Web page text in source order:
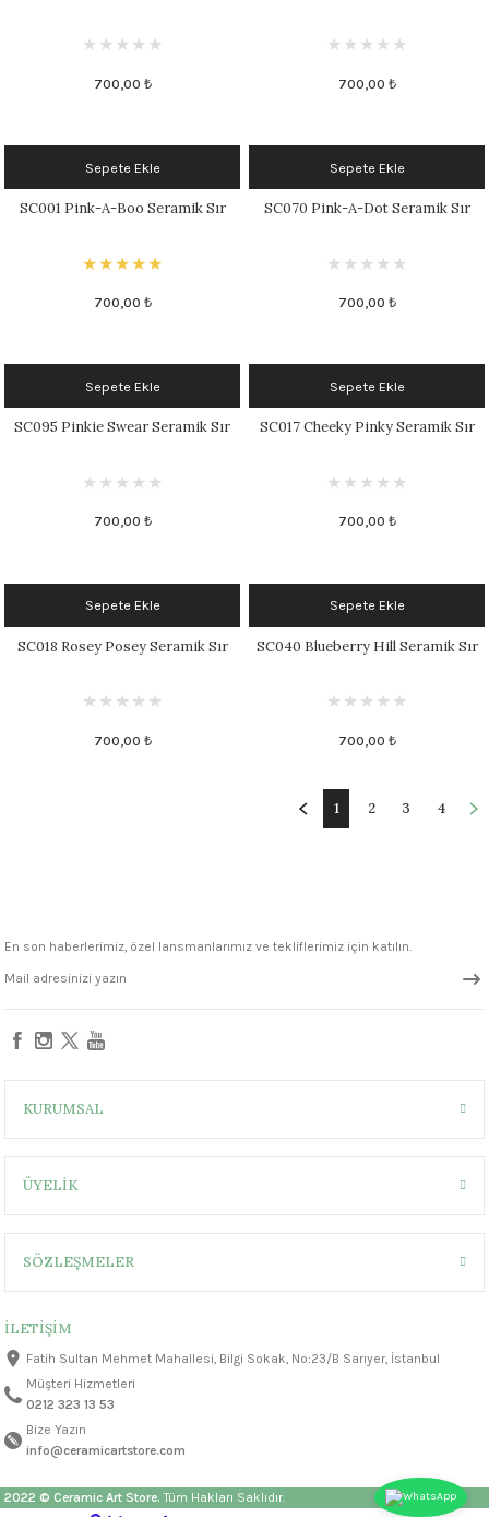
700,00 ₺ 700,00 ₺
Sepete Ekle
SC001 Pink-A-Boo Seramik Sır
700,00 ₺
Sepete Ekle
SC070 Pink-A-Dot Seramik Sır
700,00 ₺
Sepete Ekle
SC095 Pinkie Swear Seramik Sır
700,00 ₺
Sepete Ekle
SC017 Cheeky Pinky Seramik Sır
700,00 ₺
Sepete Ekle
SC018 Rosey Posey Seramik Sır
700,00 ₺
Sepete Ekle
SC040 Blueberry Hill Seramik Sır
700,00 ₺
1 2 3 4
En son haberlerimiz, özel lansmanlarımız ve tekliflerimiz için katılın.
KURUMSAL
ÜYELİK
SÖZLEŞMELER
İLETİŞİM
Fatih Sultan Mehmet Mahallesi, Bilgi Sokak, No:23/B Sarıyer, İstanbul
Müşteri Hizmetleri
0212 323 13 53
Bize Yazın
info@ceramicartstore.com
2022 © Ceramic Art Store. Tüm Hakları Saklıdır.